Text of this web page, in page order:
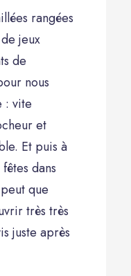
rangées
jeux
de
nous
: vite
et
Et puis à
dans
que
très très
juste après